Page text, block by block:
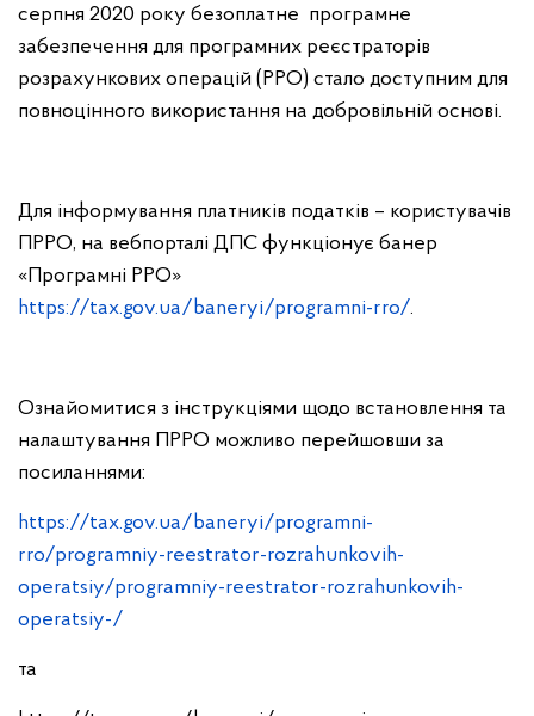
серпня 2020 року безоплатне програмне
забезпечення для програмних реєстраторів
розрахункових операцій (РРО) стало доступним для
повноцінного використання на добровільній основі.
Для інформування платників податків – користувачів
ПРРО, на вебпорталі ДПС функціонує банер
«Програмні РРО»
https://tax.gov.ua/baneryi/programni-rro/.
Ознайомитися з інструкціями щодо встановлення та
налаштування ПРРО можливо перейшовши за
посиланнями:
https://tax.gov.ua/baneryi/programni-
rro/programniy-reestrator-rozrahunkovih-
operatsiy/programniy-reestrator-rozrahunkovih-
operatsiy-/
та